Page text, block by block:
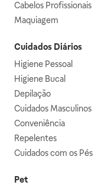
Cabelos Profissionais
Maquiagem
Cuidados Diários
Higiene Pessoal
Higiene Bucal
Depilação
Cuidados Masculinos
Conveniência
Repelentes
Cuidados com os Pés
Pet